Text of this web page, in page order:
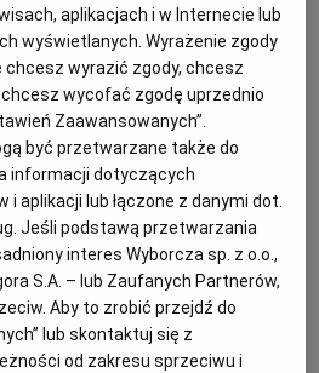
ofertą i zostali wezwani do
dwóch wykonawców
został zaoferowany ten sam
załączył jednak
łącznie potwierdzały
przez zamawiającego,
opisanych w SWZ wymagań
wykonawca przedstawił
które tych parametrów
na podstawie analizy oferty i
zamawiający może
aplikacjach i w Internecie lub
wyświetlanych. Wyrażenie zgody
chcesz wyrazić zgody, chcesz
wycofać zgodę uprzednio
Zaawansowanych”.
być przetwarzane także do
informacji dotyczących
aplikacji lub łączone z danymi dot.
Jeśli podstawą przetwarzania
interes Wyborcza sp. z o.o.,
S.A. – lub Zaufanych Partnerów,
Aby to zrobić przejdź do
lub skontaktuj się z
od zakresu sprzeciwu i